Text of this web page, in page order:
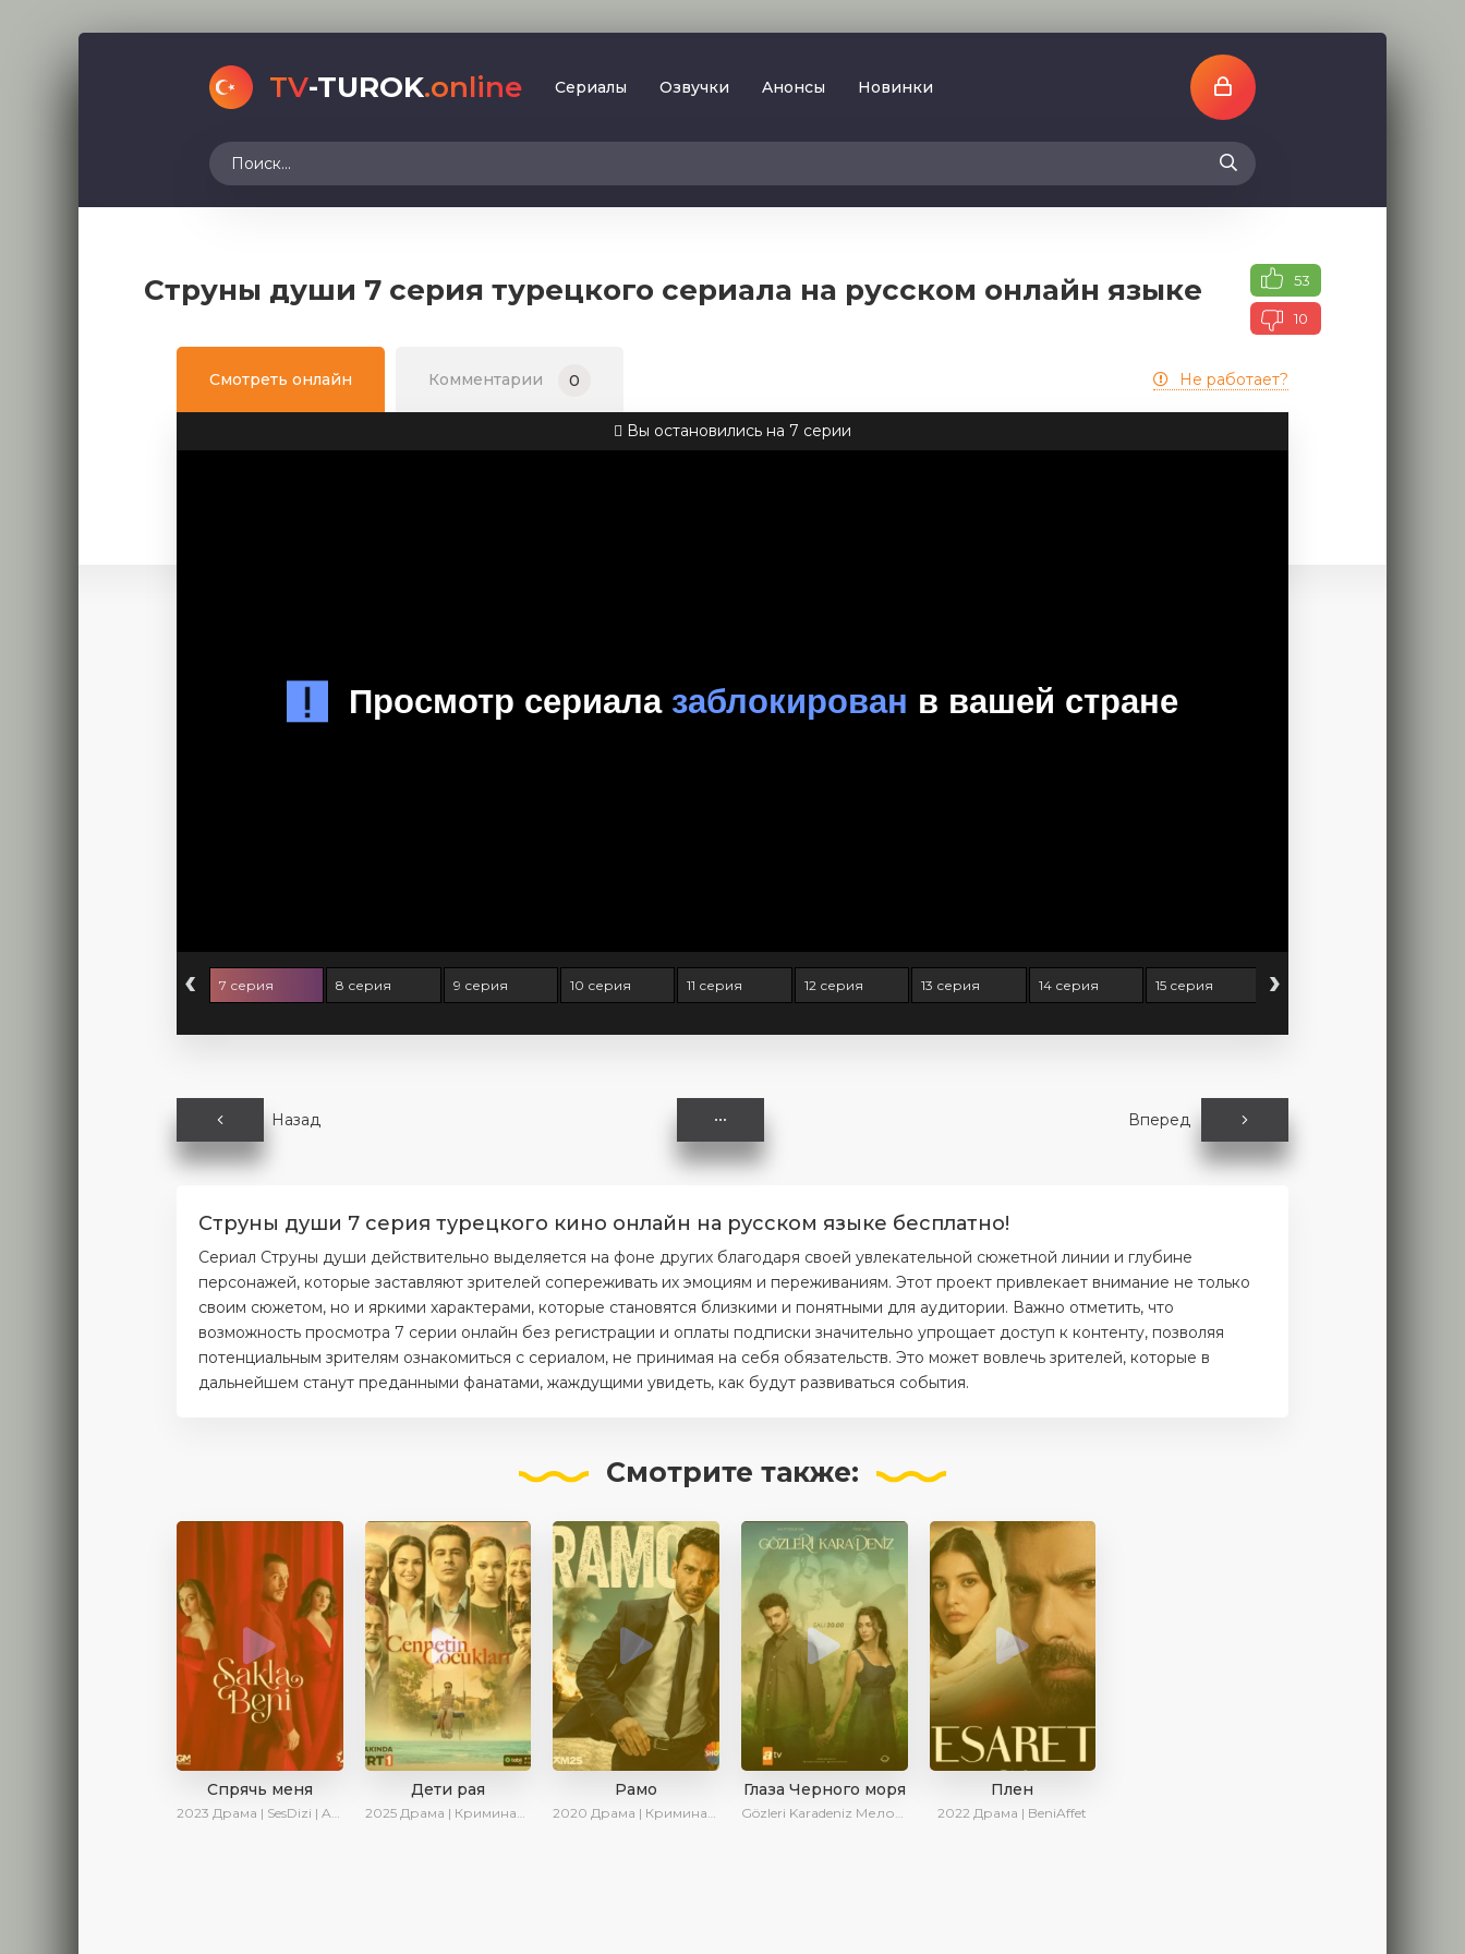
TV-TUROK.online Сериалы
Детектив
Боевик
Oзвучки
AveTurk
Aнoнcы Новинки
Струны души 7 серия турецкого сериала на русском онлайн языке 53
10
Смотреть онлайн Комментарии 0 Не работает?
Вы остановились на 7 серии
‹ 7 серия 8 серия 9 серия 10 серия 11 серия 12 серия 13 серия 14 серия 15 серия 16 серия
›
Назад Вперед
Струны души 7 серия турецкого кино онлайн на русском языке бесплатно!
Сериал Струны души действительно выделяется на фоне других благодаря своей увлекательной сюжетной линии и глубине
персонажей, которые заставляют зрителей сопереживать их эмоциям и переживаниям. Этот проект привлекает внимание не только
своим сюжетом, но и яркими характерами, которые становятся близкими и понятными для аудитории. Важно отметить, что
возможность просмотра 7 серии онлайн без регистрации и оплаты подписки значительно упрощает доступ к контенту, позволяя
потенциальным зрителям ознакомиться с сериалом, не принимая на себя обязательств. Это может вовлечь зрителей, которые в
дальнейшем станут преданными фанатами, жаждущими увидеть, как будут развиваться события.
Смотрите также:
Спрячь меня
2023 Драма | SesDizi | AveTurk | AlisaDirilis | Сериалы 2023
Дети рая
2025 Драма | Криминал | AlisaDirilis | Новинки | Сериалы 2025
Рамо
2020 Драма | Криминал | SesDizi | Ирина Котова
Глаза Черного моря
Gözleri Karadeniz Мелодрама | Драма | Новинки | Сериалы 2025
Плен
2022 Драма | BeniAffet